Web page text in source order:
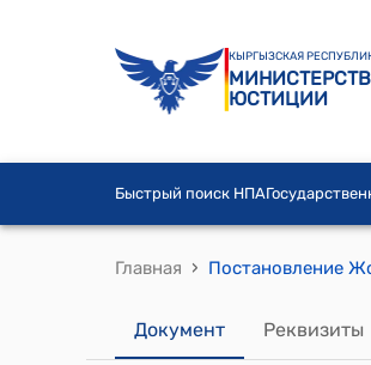
КЫРГЫЗСКАЯ
ЮСТИЦИИ
Быстрый поиск НПА
Главная ›
Документ Реквизиты